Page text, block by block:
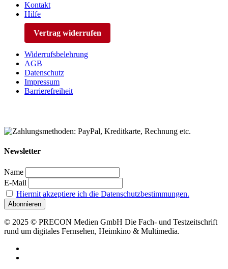
Kontakt
Hilfe
Vertrag widerrufen
Widerrufsbelehrung
AGB
Datenschutz
Impressum
Barrierefreiheit
Newsletter
Name
E-Mail
Hiermit akzeptiere ich die Datenschutzbestimmungen.
© 2025 © PRECON Medien GmbH Die Fach- und Testzeitschrift
rund um digitales Fernsehen, Heimkino & Multimedia.